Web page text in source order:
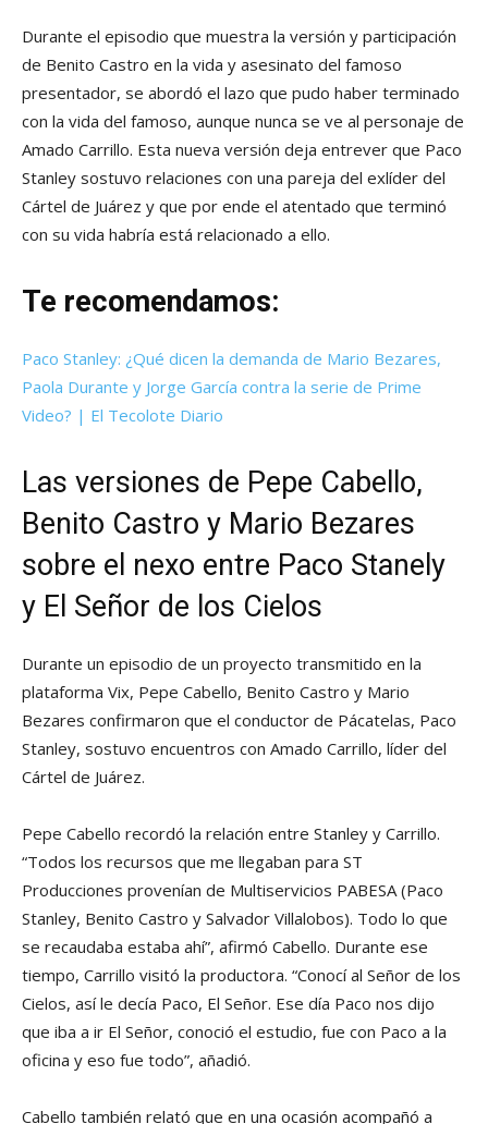
Durante el episodio que muestra la versión y participación
de Benito Castro en la vida y asesinato del famoso
presentador, se abordó el lazo que pudo haber terminado
con la vida del famoso, aunque nunca se ve al personaje de
Amado Carrillo. Esta nueva versión deja entrever que Paco
Stanley sostuvo relaciones con una pareja del exlíder del
Cártel de Juárez y que por ende el atentado que terminó
con su vida habría está relacionado a ello.
Te recomendamos:
Paco Stanley: ¿Qué dicen la demanda de Mario Bezares,
Paola Durante y Jorge García contra la serie de Prime
Video? | El Tecolote Diario
Las versiones de Pepe Cabello,
Benito Castro y Mario Bezares
sobre el nexo entre Paco Stanely
y El Señor de los Cielos
Durante un episodio de un proyecto transmitido en la
plataforma Vix, Pepe Cabello, Benito Castro y Mario
Bezares confirmaron que el conductor de Pácatelas, Paco
Stanley, sostuvo encuentros con Amado Carrillo, líder del
Cártel de Juárez.
Pepe Cabello recordó la relación entre Stanley y Carrillo.
“Todos los recursos que me llegaban para ST
Producciones provenían de Multiservicios PABESA (Paco
Stanley, Benito Castro y Salvador Villalobos). Todo lo que
se recaudaba estaba ahí”, afirmó Cabello. Durante ese
tiempo, Carrillo visitó la productora. “Conocí al Señor de los
Cielos, así le decía Paco, El Señor. Ese día Paco nos dijo
que iba a ir El Señor, conoció el estudio, fue con Paco a la
oficina y eso fue todo”, añadió.
Cabello también relató que en una ocasión acompañó a